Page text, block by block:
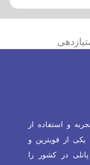
و استفاده از
از قویترین و
در کشور را